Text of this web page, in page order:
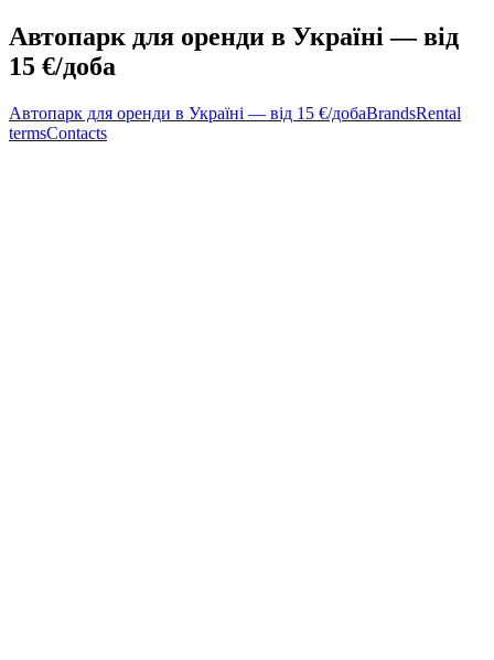
Автопарк для оренди в Україні — від
15 €/доба
Автопарк для оренди в Україні — від 15 €/добаBrandsRental
termsContacts